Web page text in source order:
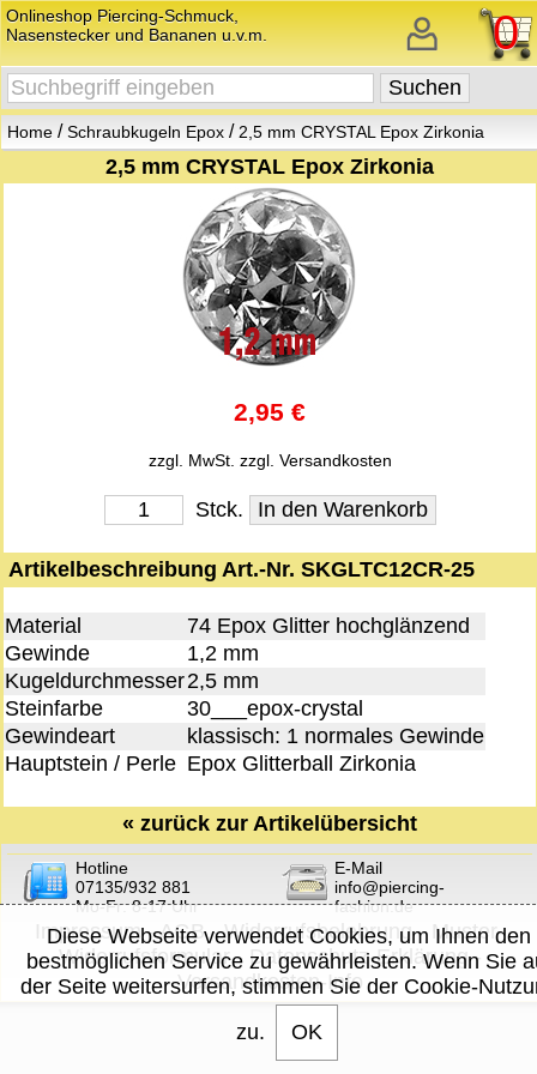
0
Onlineshop Piercing-Schmuck,
Nasenstecker und Bananen u.v.m.
Home /Schraubkugeln Epox /2,5 mm CRYSTAL Epox Zirkonia
2,5 mm CRYSTAL Epox Zirkonia
2,95 €
zzgl. MwSt. zzgl. Versandkosten
Stck.
Artikelbeschreibung Art.-Nr. SKGLTC12CR-25
Material
74 Epox Glitter hochglänzend
Gewinde
1,2 mm
Kugeldurchmesser2,5 mm
Steinfarbe
30___epox-crystal
Gewindeart
klassisch: 1 normales Gewinde
Hauptstein / Perle Epox Glitterball Zirkonia
« zurück zur Artikelübersicht
Hotline
07135/932 881
Mo-Fr: 8-17 Uhr
E-Mail
info@piercing-
fashion.de
Impressum-AGB-Widerrufsbelehrung- Muster-
Widerrufsformular- Datenschutz-Erklärung-
Versandkosten-Info
Diese Webseite verwendet Cookies, um Ihnen den
bestmöglichen Service zu gewährleisten. Wenn Sie
der Seite weitersurfen, stimmen Sie der Cookie-
zu.
OK